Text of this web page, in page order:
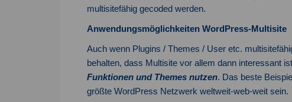
multisitefähig gecoded werden.
Anwendungsmöglichkeiten WordPress-Multisite
Auch wenn Plugins / Themes / User etc.
behalten, dass Multisite vor allem dann interessant
Funktionen und Themes nutzen. Das beste
größte WordPress Netzwerk weltweit-web-weit sein.